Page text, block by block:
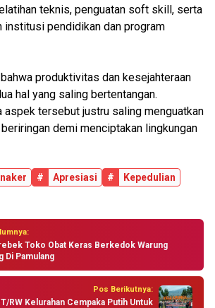
teknis, penguatan soft skill, serta
institusi pendidikan dan program
produktivitas dan kesejahteraan
hal yang saling bertentangan.
aspek tersebut justru saling menguatkan
demi menciptakan lingkungan
# Apresiasi #
Kepedulian
Toko Obat Keras Berkedok Warung
Di Pamulang
Pos Berikutnya:
RW Kelurahan Cempaka Putih Untuk